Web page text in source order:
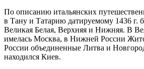
По описанию итальянских
в Тану и Татарию датируемому 1436 г.
Великая Белая, Верхняя и Нижняя. В
имелась Москва, в Нижней России
России объединенные Литва и
находился Киев.